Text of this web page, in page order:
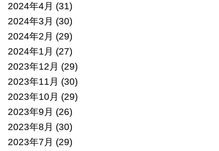
2024年4月 (31)
2024年3月 (30)
2024年2月 (29)
2024年1月 (27)
2023年12月 (29)
2023年11月 (30)
2023年10月 (29)
2023年9月 (26)
2023年8月 (30)
2023年7月 (29)